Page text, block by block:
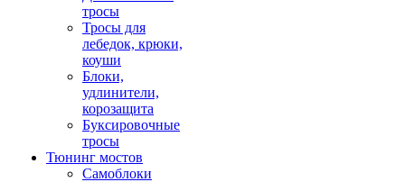
тросы
Тросы для
лебедок, крюки,
коуши
Блоки,
удлинители,
корозащита
Буксировочные
тросы
Тюнинг мостов
Самоблоки